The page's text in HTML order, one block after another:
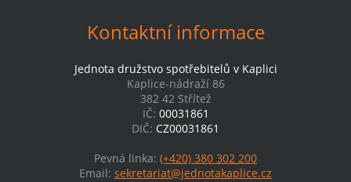
Kontaktní informace
Jednota družstvo spotřebitelů v Kaplici
Kaplice-nádraží 86
382 42 Střítež
IČ: 00031861
DIČ: CZ00031861
Pevná linka: (+420) 380 302 200
Email: sekretariat@jednotakaplice.cz